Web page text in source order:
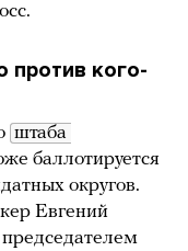
против кого-
штаба
баллотируется
округов.
Евгений
председателем